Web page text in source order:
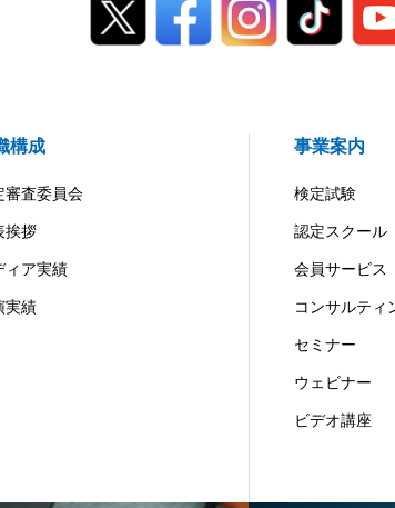
構成
審査委員会
挨拶
ィア実績
実績
事業案内
検定試験
認定スクール
会員サービス
コンサルティ
セミナー
ウェビナー
ビデオ講座